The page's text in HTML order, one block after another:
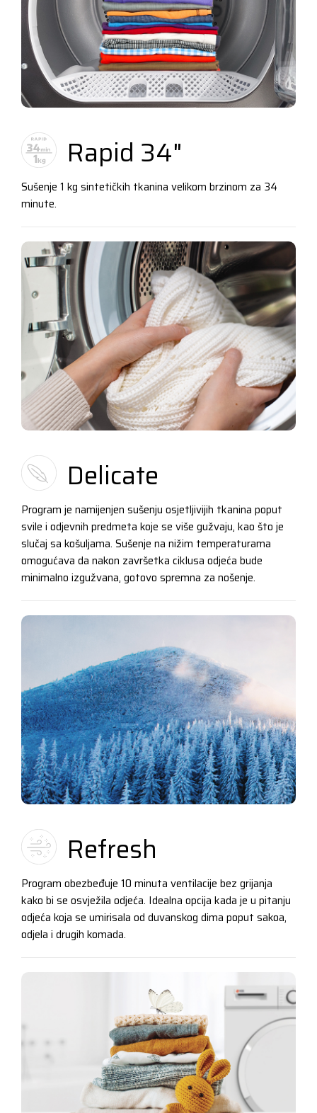
Rapid 34"
Sušenje 1 kg sintetičkih tkanina velikom brzinom za 34
minute.
Delicate
Program je namijenjen sušenju osjetljivijih tkanina poput
svile i odjevnih predmeta koje se više gužvaju, kao što je
slučaj sa košuljama. Sušenje na nižim temperaturama
omogućava da nakon završetka ciklusa odjeća bude
minimalno izgužvana, gotovo spremna za nošenje.
Refresh
Program obezbeđuje 10 minuta ventilacije bez grijanja
kako bi se osvježila odjeća. Idealna opcija kada je u pitanju
odjeća koja se umirisala od duvanskog dima poput sakoa,
odjela i drugih komada.